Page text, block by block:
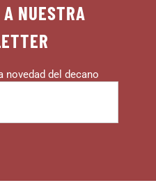
NUESTRA
novedad del decano